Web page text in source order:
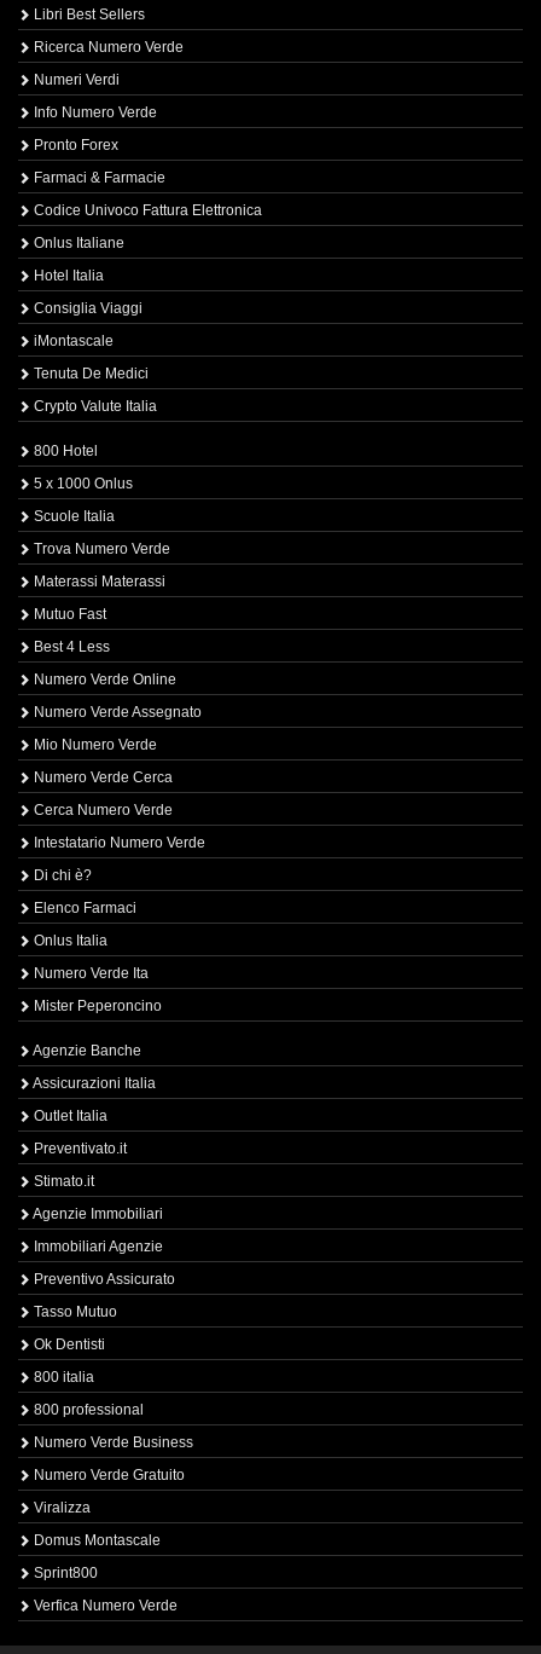
Libri Best Sellers
Ricerca Numero Verde
Numeri Verdi
Info Numero Verde
Pronto Forex
Farmaci & Farmacie
Codice Univoco Fattura Elettronica
Onlus Italiane
Hotel Italia
Consiglia Viaggi
iMontascale
Tenuta De Medici
Crypto Valute Italia
800 Hotel
5 x 1000 Onlus
Scuole Italia
Trova Numero Verde
Materassi Materassi
Mutuo Fast
Best 4 Less
Numero Verde Online
Numero Verde Assegnato
Mio Numero Verde
Numero Verde Cerca
Cerca Numero Verde
Intestatario Numero Verde
Di chi è?
Elenco Farmaci
Onlus Italia
Numero Verde Ita
Mister Peperoncino
Agenzie Banche
Assicurazioni Italia
Outlet Italia
Preventivato.it
Stimato.it
Agenzie Immobiliari
Immobiliari Agenzie
Preventivo Assicurato
Tasso Mutuo
Ok Dentisti
800 italia
800 professional
Numero Verde Business
Numero Verde Gratuito
Viralizza
Domus Montascale
Sprint800
Verfica Numero Verde